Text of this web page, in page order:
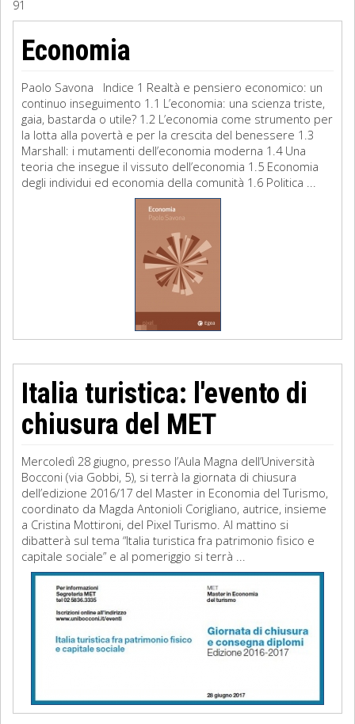
Filosofia
Storia
Matematica
Diritto
91
Economia
Paolo Savona Indice 1 Realtà e pensiero economico: un
continuo inseguimento 1.1 L’economia: una scienza triste,
gaia, bastarda o utile? 1.2 L’economia come strumento per
la lotta alla povertà e per la crescita del benessere 1.3
Marshall: i mutamenti dell’economia moderna 1.4 Una
teoria che insegue il vissuto dell’economia 1.5 Economia
degli individui ed economia della comunità 1.6 Politica ...
Italia turistica: l'evento di
chiusura del MET
Mercoledì 28 giugno, presso l’Aula Magna dell’Università
Bocconi (via Gobbi, 5), si terrà la giornata di chiusura
dell’edizione 2016/17 del Master in Economia del Turismo,
coordinato da Magda Antonioli Corigliano, autrice, insieme
a Cristina Mottironi, del Pixel Turismo. Al mattino si
dibatterà sul tema “Italia turistica fra patrimonio fisico e
capitale sociale” e al pomeriggio si terrà ...